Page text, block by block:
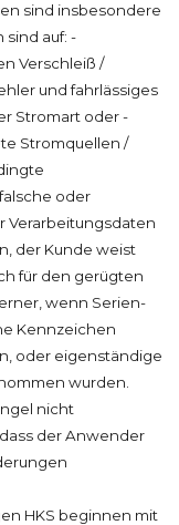
sind insbesondere
sind auf: -
Verschleiß /
und fahrlässiges
Stromart oder -
Stromquellen /
oder
Verarbeitungsdaten
der Kunde weist
für den gerügten
wenn Serien-
Kennzeichen
oder eigenständige
wurden.
nicht
der Anwender
HKS beginnen mit